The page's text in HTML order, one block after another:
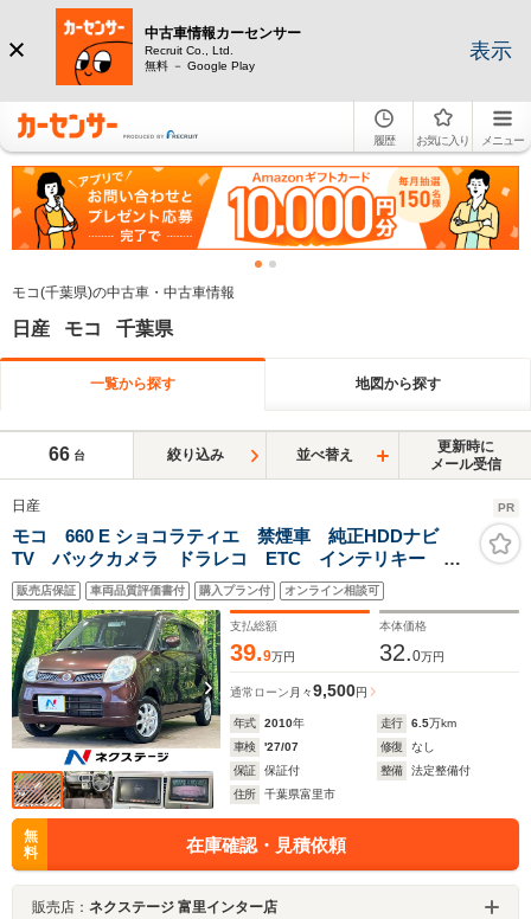
中古車情報カーセンサー
Recruit Co., Ltd.
無料 － Google Play
表示
履歴 お気に入り メニュー
モコ(千葉県)の中古車・中古車情報
日産 モコ 千葉県
一覧から探す 地図から探す
66 台 絞り込み 並べ替え
更新時に
メール受信
日産 PR
モコ 660 E ショコラティエ 禁煙車 純正HDDナビ
TV バックカメラ ドラレコ ETC インテリキー オ
ートライト オートエアコン 運転席シートリフタ 電
動格納ドアミラー Bluetooth CD/DVD再生 プライバ
シーガラス
販売店保証 車両品質評価書付 購入プラン付 オンライン相談可
支払総額
39.9万円
本体価格
32.0万円
通常ローン 月々9,500円
年式 2010年 走行 6.5万km
車検
'27/07 修復
なし
保証
保証付 整備
法定整備付
住所
千葉県富里市
無
料
在庫確認・見積依頼
販売店： ネクステージ 富里インター店